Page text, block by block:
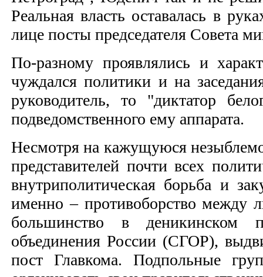
Реальная власть оставалась в
лице посты председателя Совета
По-разному проявлялись и
чуждался политики и на
руководитель, то "диктатор
подведомственного ему аппарата.
Несмотря на кажущуюся
представителей почти всех
внутриполитическая борьба и
именно – противоборство между
большинство в деникинском
объединения России (СГОР),
пост Главкома. Подпольные